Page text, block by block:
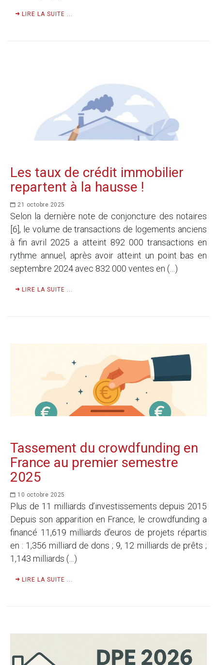
LIRE LA SUITE ...
Les taux de crédit immobilier
repartent à la hausse !
21 octobre 2025
Selon la dernière note de conjoncture des notaires
[6], le volume de transactions de logements anciens
à fin avril 2025 a atteint 892 000 transactions en
rythme annuel, après avoir atteint un point bas en
septembre 2024 avec 832 000 ventes en (…)
LIRE LA SUITE ...
Tassement du crowdfunding en
France au premier semestre
2025
10 octobre 2025
Plus de 11 milliards d’investissements depuis 2015
Depuis son apparition en France, le crowdfunding a
financé 11,619 milliards d’euros de projets répartis
en : 1,356 milliard de dons ; 9, 12 milliards de prêts ;
1,143 milliards (…)
LIRE LA SUITE ...